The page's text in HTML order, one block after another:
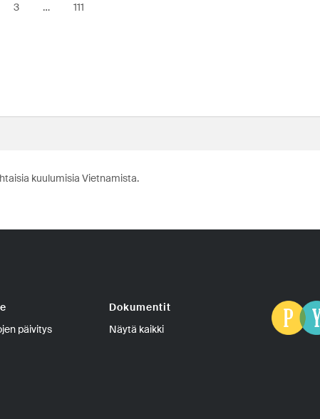
3 … 111
kuulumisia Vietnamista.
päivitys
Dokumentit
Näytä kaikki